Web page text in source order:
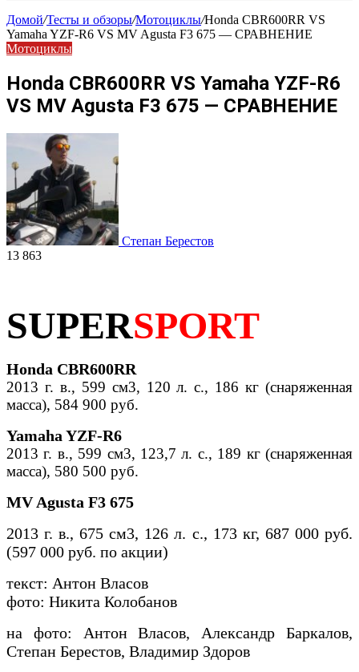
Домой/Тесты и обзоры/Мотоциклы/Honda CBR600RR VS
Yamaha YZF-R6 VS MV Agusta F3 675 — СРАВНЕНИЕ
Мотоциклы
Honda CBR600RR VS Yamaha YZF-R6
VS MV Agusta F3 675 — СРАВНЕНИЕ
Степан Берестов
13 863
SUPERSPORT
Honda CBR600RR
2013 г. в., 599 см3, 120 л. с., 186 кг (снаряженная
масса), 584 900 руб.
Yamaha YZF-R6
2013 г. в., 599 см3, 123,7 л. с., 189 кг (снаряженная
масса), 580 500 руб.
MV Agusta F3 675
2013 г. в., 675 см3, 126 л. с., 173 кг, 687 000 руб.
(597 000 руб. по акции)
текст: Антон Власов
фото: Никита Колобанов
на фото: Антон Власов, Александр Баркалов,
Степан Берестов, Владимир Здоров